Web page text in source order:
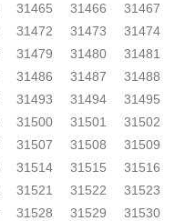
31465 31466
31467
31472 31473
31474
31479 31480
31481
31486 31487
31488
31493 31494
31495
31500 31501
31502
31507 31508
31509
31514 31515
31516
31521 31522
31523
31528 31529
31530